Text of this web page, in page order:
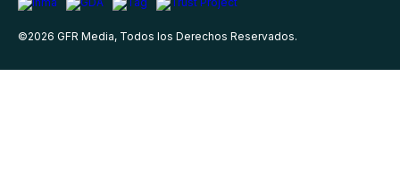
©2026 GFR Media, Todos los Derechos Reservados.